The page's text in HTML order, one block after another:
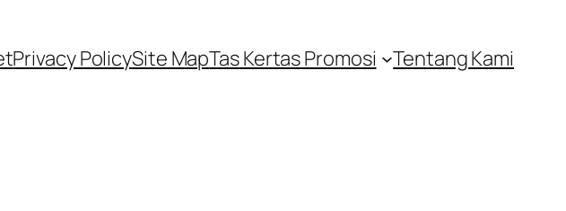
Privacy PolicySite MapTas Kertas Promosi Tentang Kami